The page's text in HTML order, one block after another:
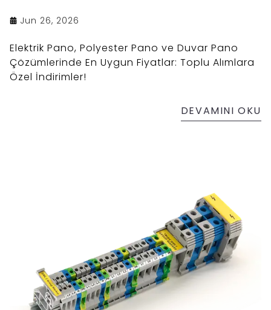
Jun 26, 2026
Elektrik Pano, Polyester Pano ve Duvar Pano
Çözümlerinde En Uygun Fiyatlar: Toplu Alımlara
Özel İndirimler!
DEVAMINI OKU